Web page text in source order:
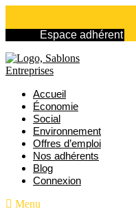
Espace adhérent
Accueil
Économie
Social
Environnement
Offres d’emploi
Nos adhérents
Blog
Connexion
Menu